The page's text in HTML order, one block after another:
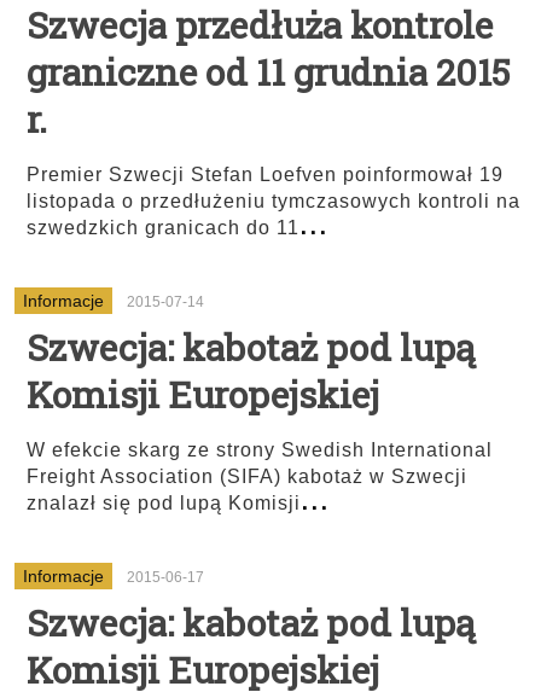
Szwecja przedłuża kontrole
graniczne od 11 grudnia 2015
r.
Premier Szwecji Stefan Loefven poinformował 19
listopada o przedłużeniu tymczasowych kontroli na
szwedzkich granicach do 11...
Informacje 2015-07-14
Szwecja: kabotaż pod lupą
Komisji Europejskiej
W efekcie skarg ze strony Swedish International
Freight Association (SIFA) kabotaż w Szwecji
znalazł się pod lupą Komisji...
Informacje 2015-06-17
Szwecja: kabotaż pod lupą
Komisji Europejskiej